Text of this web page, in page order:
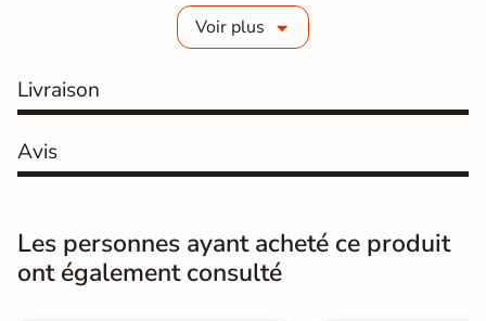
Plusieurs coloris disponibles
Normes
Profilé carrelage mural : de finition,
Voir plus
Livraison
Avis
Les personnes ayant acheté ce produit
ont également consulté